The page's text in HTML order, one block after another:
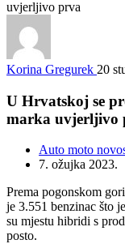
Korina Gregurek 20
U Hrvatskoj se
marka uvjerljivo
Auto moto
7. ožujka 2023.
Prema pogonskom
je 3.551 benzinac što
su mjestu hibridi s
posto.